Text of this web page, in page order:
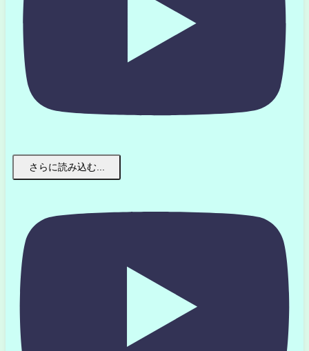
さらに読み込む...